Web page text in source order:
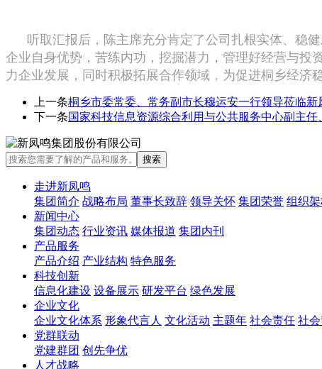
听取汇报后，陈主席充分肯定了公司扎根实体、稳健
企业自身优势，苦练内功，挖掘潜力，管理好经营与
力企业发展，同时积极拓展合作领域，为促进桐乡经济
上一条桐乡市委常委、常务副市长穆运安一行领导莅临新
下一条国家科技信息资源综合利用与公共服务中心副主
走进新凤鸣
集团简介 战略布局 董事长致辞 领导关怀 集团荣誉 组织
新闻中心
集团动态 行业资讯 媒体报道 集团内刊
产品服务
产品介绍 产业结构 特色服务
科技创新
信息化建设 设备展示 研发平台 绿色发展
企业文化
企业文化体系 形象代言人 文化活动 主题年 社会责任 社
党群联动
党建群团 创先争优
人才战略